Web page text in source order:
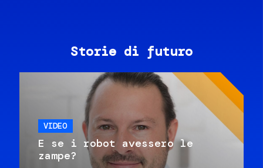
Storie di futuro
VIDEO
E se i robot avessero le
zampe?